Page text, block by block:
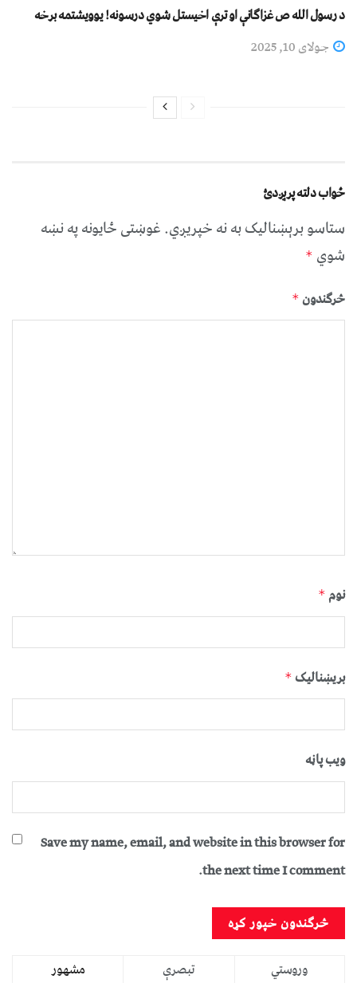
د رسول الله ص غزاګانې او ترې اخیستل شوي درسونه! یوویشتمه برخه
جولای 10, 2025
ځواب دلته پرېږدئ
ستاسو برېښناليک به نه خپريږي.غوښتى ځایونه په نښه
شوي *
څرگندون *
نوم *
بریښنالیک *
ویب پاڼه
Save my name, email, and website in this browser for
the next time I comment.
مشهور تبصرې
وروستي